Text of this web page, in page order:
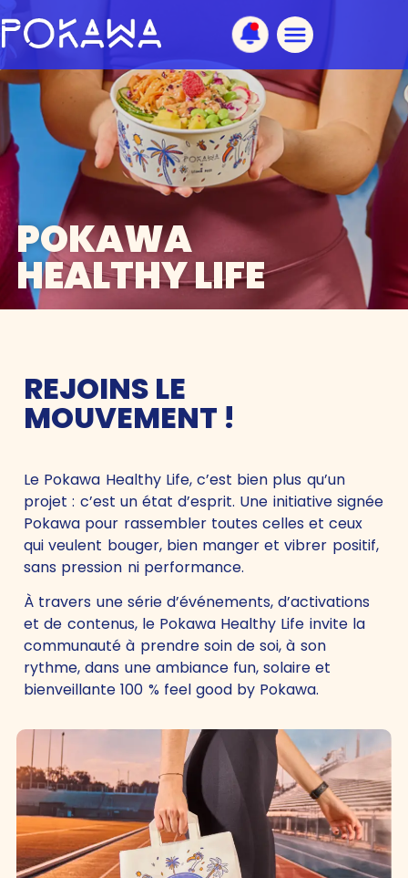
POKAWA
HEALTHY LIFE
REJOINS LE
MOUVEMENT !
Le Pokawa Healthy Life, c’est bien plus qu’un
projet : c’est un état d’esprit. Une initiative signée
Pokawa pour rassembler toutes celles et ceux
qui veulent bouger, bien manger et vibrer positif,
sans pression ni performance.
À travers une série d’événements, d’activations
et de contenus, le Pokawa Healthy Life invite la
communauté à prendre soin de soi, à son
rythme, dans une ambiance fun, solaire et
bienveillante 100 % feel good by Pokawa.